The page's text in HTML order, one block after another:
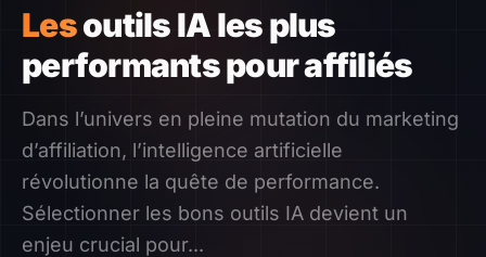
Ressources
Témoignages
Guide
Lesoutils IA les plus
performants pour affiliés
Dans l’univers en pleine mutation du marketing
d’affiliation, l’intelligence artificielle
révolutionne la quête de performance.
Sélectionner les bons outils IA devient un
enjeu crucial pour...